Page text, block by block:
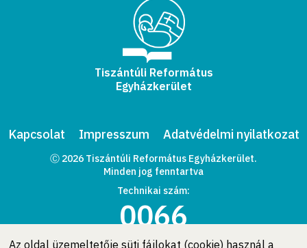
Az oldal üzemeltetője süti fájlokat (cookie) használ a
Tiszántúli Református
Egyházkerület
Kapcsolat Impresszum Adatvédelmi nyilatkozat
Ⓒ 2026 Tiszántúli Református Egyházkerület.
Minden jog fenntartva
Technikai szám:
0066